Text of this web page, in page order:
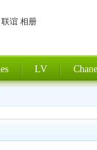
联谊 相册
LV